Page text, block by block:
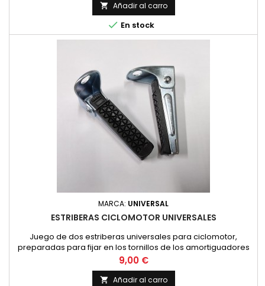
 Añadir al carro
 En stock
MARCA: UNIVERSAL
ESTRIBERAS CICLOMOTOR UNIVERSALES
Juego de dos estriberas universales para ciclomotor,
preparadas para fijar en los tornillos de los amortiguadores
o en cualquier taladro que se tenga. El agujero de fijacion es
de 12 mm.
Precio
9,00 €
 Añadir al carro